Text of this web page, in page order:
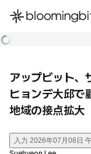
한국어
アップビット、
ヒョンデ大邱
地域の接点拡大
入力 2026年07月08日